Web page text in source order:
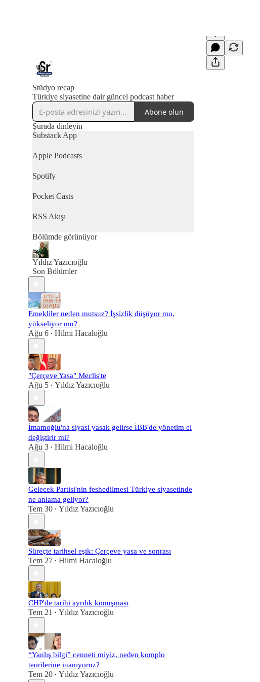
Stüdyo recap
Türkiye siyasetine dair güncel podcast haber
Abone olun
Şurada dinleyin
Substack App
Apple Podcasts
Spotify
Pocket Casts
RSS Akışı
Bölümde görünüyor
Yıldız Yazıcıoğlu
Son Bölümler
Emekliler neden mutsuz? İşsizlik düşüyor mu,
yükseliyor mu?
Ağu 6 • Hilmi Hacaloğlu
"Çerçeve Yasa" Meclis'te
Ağu 5 • Yıldız Yazıcıoğlu
İmamoğlu'na siyasi yasak gelirse İBB'de yönetim el
değiştirir mi?
Ağu 3 • Hilmi Hacaloğlu
Gelecek Partisi'nin feshedilmesi Türkiye siyasetinde
ne anlama geliyor?
Tem 30 • Yıldız Yazıcıoğlu
Süreçte tarihsel eşik: Çerçeve yasa ve sonrası
Tem 27 • Hilmi Hacaloğlu
CHP'de tarihi ayrılık konuşması
Tem 21 • Yıldız Yazıcıoğlu
“Yanlış bilgi” cenneti miyiz, neden komplo
teorilerine inanıyoruz?
Tem 20 • Yıldız Yazıcıoğlu